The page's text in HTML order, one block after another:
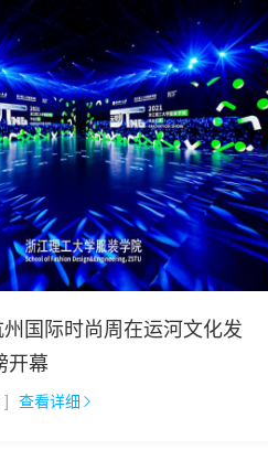
国际时尚周在运河文化发
开幕
] 查看详细